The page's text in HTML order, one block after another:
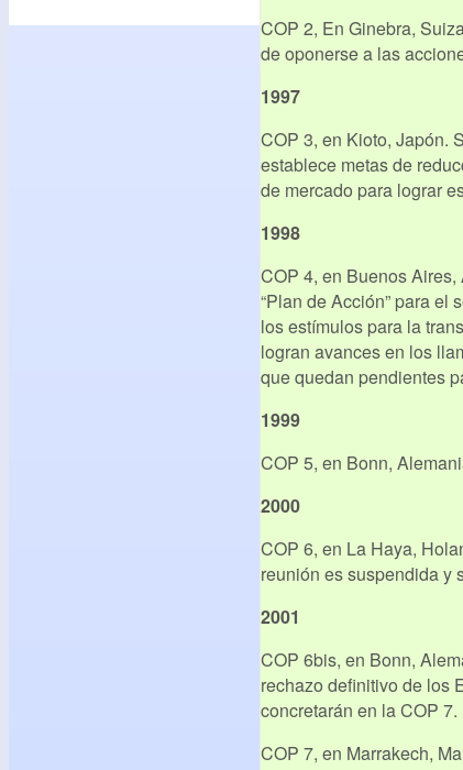
COP 2, En Ginebra,
de oponerse a las
1997
COP 3, en Kioto, Japón.
establece metas de
de mercado para lograr
1998
COP 4, en Buenos
“Plan de Acción” para el
los estímulos para la
logran avances en los
que quedan pendientes
1999
COP 5, en Bonn,
2000
COP 6, en La Haya,
reunión es suspendida y
2001
COP 6bis, en Bonn,
rechazo definitivo de los
concretarán en la COP 7.
COP 7, en Marrakech,